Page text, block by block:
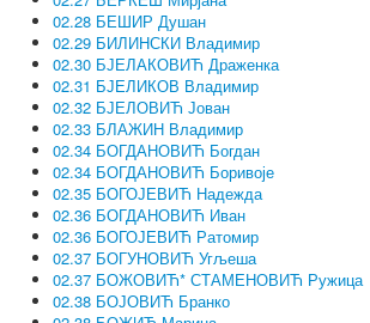
02.28 БЕШИР Душан
02.29 БИЛИНСКИ Владимир
02.30 БЈЕЛАКОВИЋ Драженка
02.31 БЈЕЛИКОВ Владимир
02.32 БЈЕЛОВИЋ Јован
02.33 БЛАЖИН Владимир
02.34 БОГДАНОВИЋ Богдан
02.34 БОГДАНОВИЋ Боривоје
02.35 БОГОЈЕВИЋ Надежда
02.36 БОГДАНОВИЋ Иван
02.36 БОГОЈЕВИЋ Ратомир
02.37 БОГУНОВИЋ Угљеша
02.37 БОЖОВИЋ* СТАМЕНОВИЋ Ружица
02.38 БОЈОВИЋ Бранко